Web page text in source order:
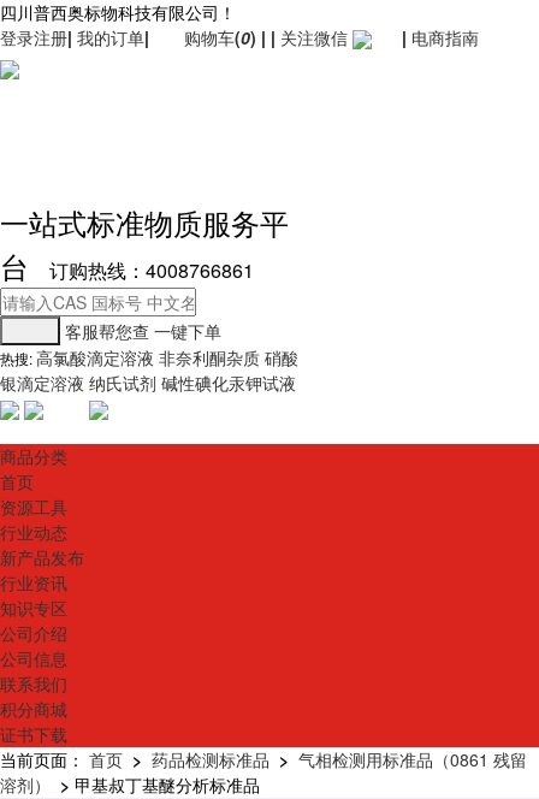
四川普西奥标物科技有限公司！
登录注册| 我的订单| 购物车(0) | | 关注微信 | 电商指南
一站式标准物质服务平
台
订购热线：4008766861
客服帮您查 一键下单
热搜:高氯酸滴定溶液 非奈利酮杂质 硝酸
银滴定溶液 纳氏试剂 碱性碘化汞钾试液
商品分类
首页
资源工具
行业动态
新产品发布
行业资讯
知识专区
公司介绍
公司信息
联系我们
积分商城
证书下载
当前页面： 首页 > 药品检测标准品 > 气相检测用标准品（0861 残留
溶剂）
> 甲基叔丁基醚分析标准品